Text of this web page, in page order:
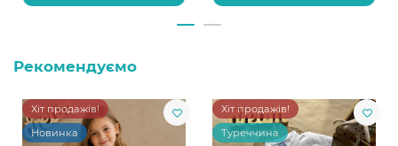
Рекомендуємо
Хіт продажів!
Новинка
Хіт продажів!
Туреччина